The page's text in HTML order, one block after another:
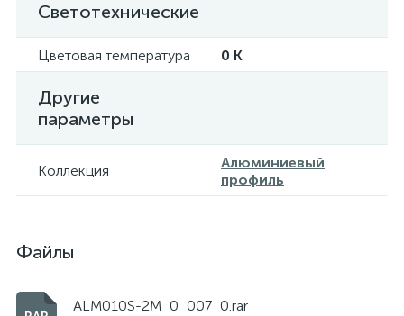
Светотехнические
Цветовая температура 0 K
Другие
параметры
Коллекция
Алюминиевый
профиль
Файлы
ALM010S-2M_0_007_0.rar